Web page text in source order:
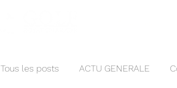
Tous les posts ACTU GENERALE